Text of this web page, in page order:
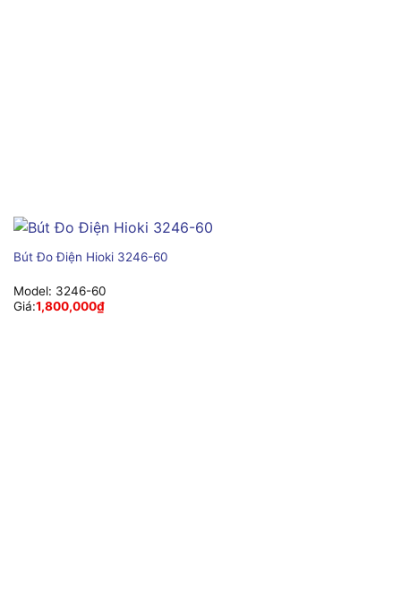
Bút Đo Điện Hioki 3246-60
Model: 3246-60
Giá:1,800,000₫